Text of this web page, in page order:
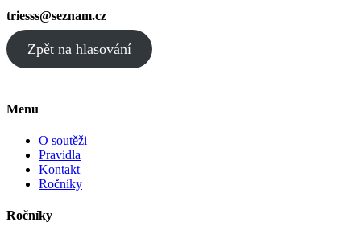
triesss@seznam.cz
Zpět na hlasování
Menu
O soutěži
Pravidla
Kontakt
Ročníky
Ročníky